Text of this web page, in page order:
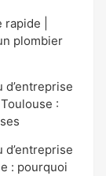
|
plombier
:
: pourquoi